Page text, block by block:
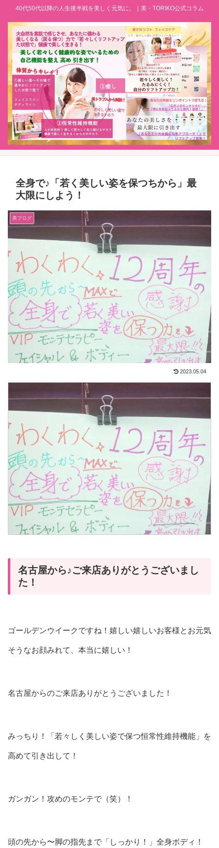
40代50代以降の人生後半戦を美しく元気に。｜美・TORIKO公式コラム
全身で♪「若く美しい姿を保つちから」最
大限にしよう！
美ブログ
2023.05.04
名古屋から♪ご来店ありがとうございまし
た！
ゴールデンウイークですね！嬉しい嬉しいお客様とお元気
そうなお顔みれて、本当に嬉しい！
名古屋からのご来店ありがとうございました！
みっちり！「若々しく美しい姿で保つ恒常性維持機能」を
高めて引き出して！
ガンガン！攻めのモンテで（笑）！
頭の先から〜脚の指先まで「しっかり！」全身ボディ！